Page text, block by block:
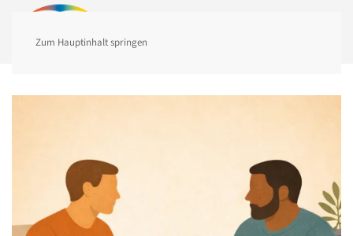
Zum Hauptinhalt springen